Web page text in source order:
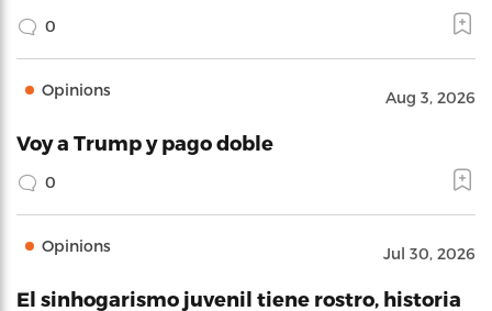
0
Opinions Aug 3, 2026
Voy a Trump y pago doble
0
Opinions Jul 30, 2026
El sinhogarismo juvenil tiene rostro, historia